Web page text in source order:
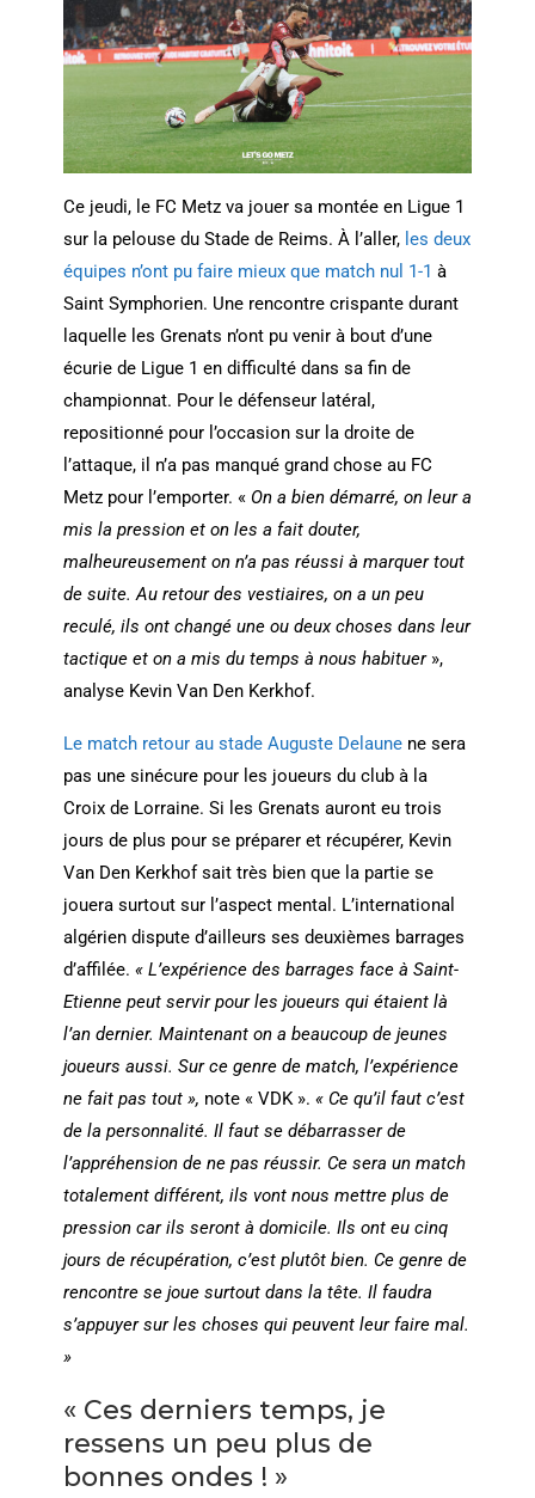
Ce jeudi, le FC Metz va jouer sa montée en Ligue 1
sur la pelouse du Stade de Reims. À l’aller, les deux
équipes n’ont pu faire mieux que match nul 1-1 à
Saint Symphorien. Une rencontre crispante durant
laquelle les Grenats n’ont pu venir à bout d’une
écurie de Ligue 1 en difficulté dans sa fin de
championnat. Pour le défenseur latéral,
repositionné pour l’occasion sur la droite de
l’attaque, il n’a pas manqué grand chose au FC
Metz pour l’emporter. « On a bien démarré, on leur a
mis la pression et on les a fait douter,
malheureusement on n’a pas réussi à marquer tout
de suite. Au retour des vestiaires, on a un peu
reculé, ils ont changé une ou deux choses dans leur
tactique et on a mis du temps à nous habituer»,
analyse Kevin Van Den Kerkhof.
Le match retour au stade Auguste Delaunene sera
pas une sinécure pour les joueurs du club à la
Croix de Lorraine. Si les Grenats auront eu trois
jours de plus pour se préparer et récupérer, Kevin
Van Den Kerkhof sait très bien que la partie se
jouera surtout sur l’aspect mental. L’international
algérien dispute d’ailleurs ses deuxièmes barrages
d’affilée. « L’expérience des barrages face à Saint-
Etienne peut servir pour les joueurs qui étaient là
l’an dernier. Maintenant on a beaucoup de jeunes
joueurs aussi. Sur ce genre de match, l’expérience
ne fait pas tout », note « VDK ». « Ce qu’il faut c’est
de la personnalité. Il faut se débarrasser de
l’appréhension de ne pas réussir. Ce sera un match
totalement différent, ils vont nous mettre plus de
pression car ils seront à domicile. Ils ont eu cinq
jours de récupération, c’est plutôt bien. Ce genre de
rencontre se joue surtout dans la tête. Il faudra
s’appuyer sur les choses qui peuvent leur faire mal.
»
« Ces derniers temps, je
ressens un peu plus de
bonnes ondes ! »